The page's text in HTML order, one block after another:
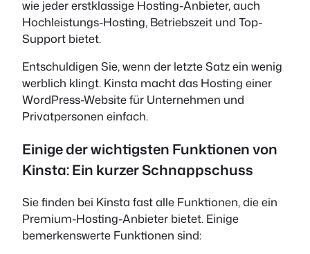
wie jeder erstklassige Hosting-Anbieter, auch
Hochleistungs-Hosting, Betriebszeit und Top-
Support bietet.
Entschuldigen Sie, wenn der letzte Satz ein wenig
werblich klingt. Kinsta macht das Hosting einer
WordPress-Website für Unternehmen und
Privatpersonen einfach.
Einige der wichtigsten Funktionen von
Kinsta: Ein kurzer Schnappschuss
Sie finden bei Kinsta fast alle Funktionen, die ein
Premium-Hosting-Anbieter bietet. Einige
bemerkenswerte Funktionen sind: